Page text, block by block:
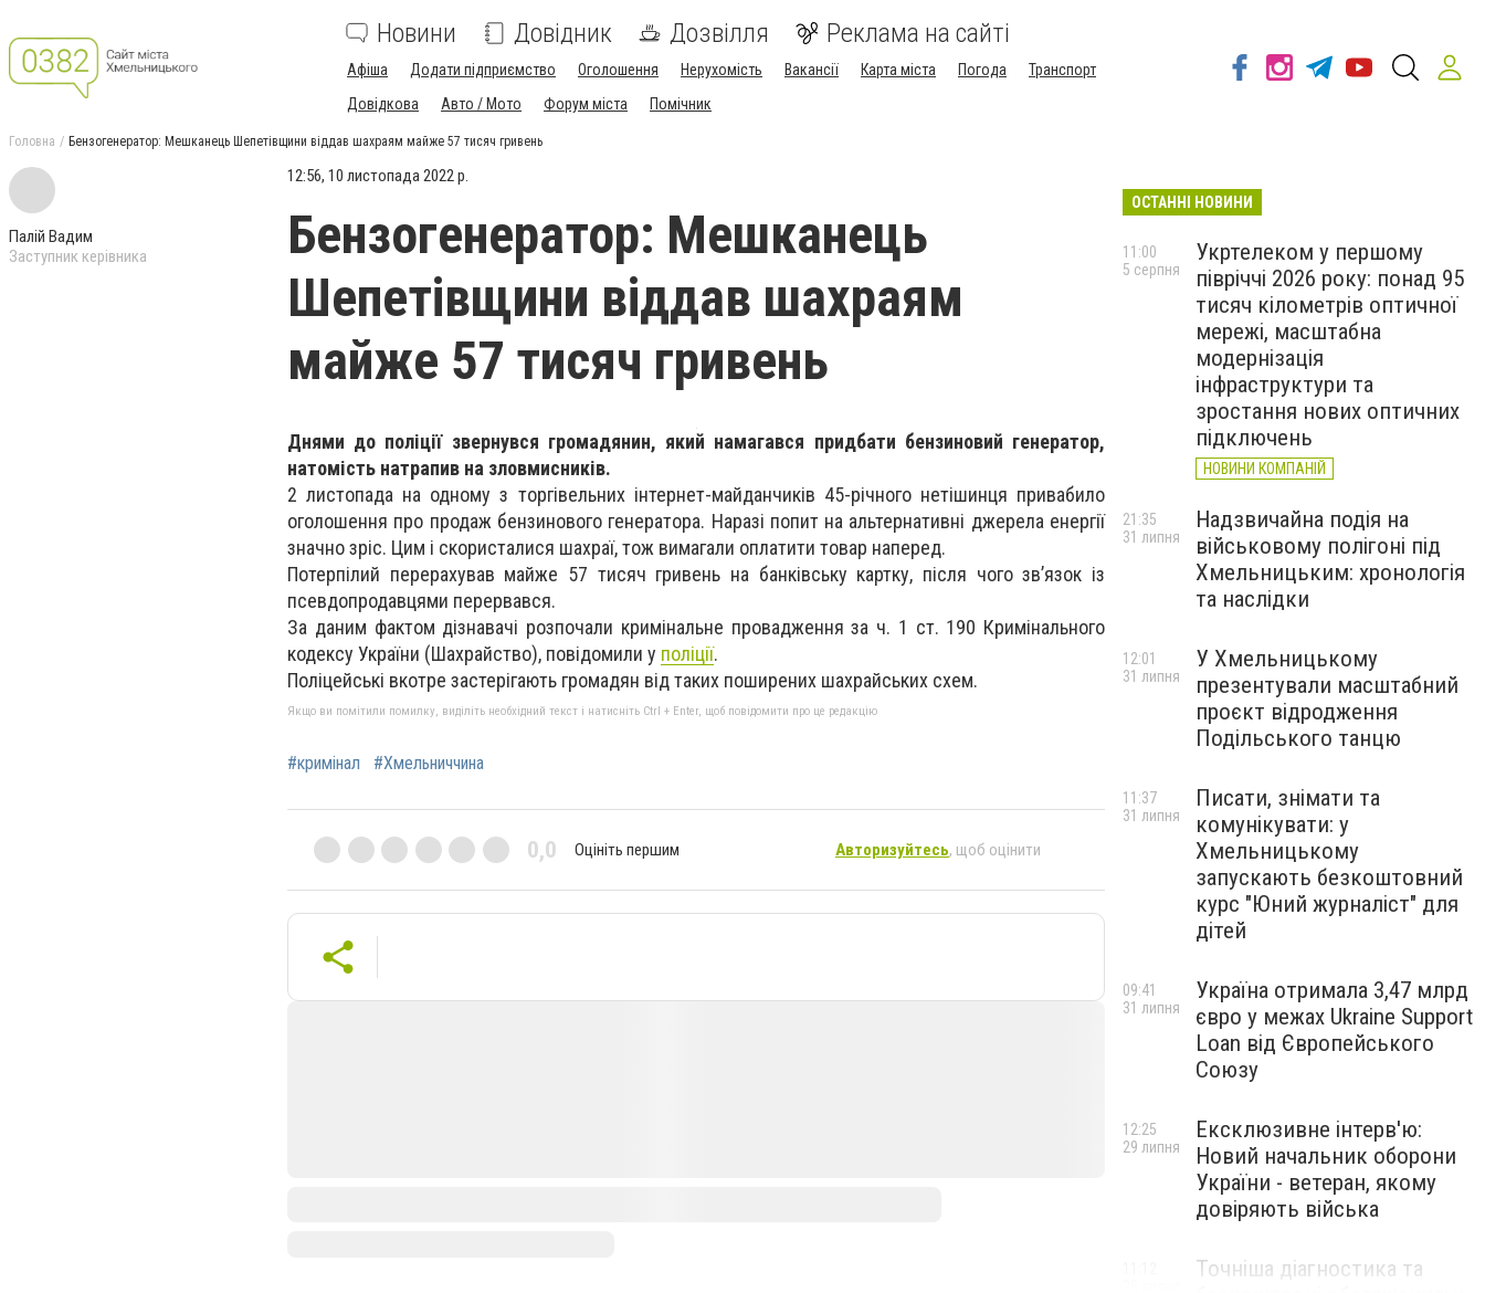
Новини Довідник Дозвілля Реклама на сайті
Афіша Додати підприємство Оголошення Нерухомість Вакансії Карта міста Погода
Транспорт
Довідкова
Авто / Мото Форум міста Помічник
Головна Бензогенератор: Мешканець Шепетівщини віддав шахраям майже 57 тисяч гривень
Палій Вадим
Заступник керівника
12:56, 10 листопада 2022 р.
Бензогенератор: Мешканець
Шепетівщини віддав шахраям
майже 57 тисяч гривень
Днями до поліції звернувся громадянин, який намагався придбати бензиновий генератор,
натомість натрапив на зловмисників.
2 листопада на одному з торгівельних інтернет-майданчиків 45-річного нетішинця привабило
оголошення про продаж бензинового генератора. Наразі попит на альтернативні джерела енергії
значно зріс. Цим і скористалися шахраї, тож вимагали оплатити товар наперед.
Потерпілий перерахував майже 57 тисяч гривень на банківську картку, після чого зв’язок із
псевдопродавцями перервався.
За даним фактом дізнавачі розпочали кримінальне провадження за ч. 1 ст. 190 Кримінального
кодексу України (Шахрайство), повідомили у поліції.
Поліцейські вкотре застерігають громадян від таких поширених шахрайських схем.
Якщо ви помітили помилку, виділіть необхідний текст і натисніть Ctrl + Enter, щоб повідомити про це редакцію
#кримінал #Хмельниччина
0,0 Оцініть першим Авторизуйтесь, щоб оцінити
ОСТАННІ НОВИНИ
Укртелеком у першому
півріччі 2026 року: понад 95
тисяч кілометрів оптичної
мережі, масштабна
модернізація
інфраструктури та
зростання нових оптичних
підключень
НОВИНИ КОМПАНІЙ
11:00
5 серпня
Надзвичайна подія на
військовому полігоні під
Хмельницьким: хронологія
та наслідки
21:35
31 липня
У Хмельницькому
презентували масштабний
проєкт відродження
Подільського танцю
12:01
31 липня
Писати, знімати та
комунікувати: у
Хмельницькому
запускають безкоштовний
курс "Юний журналіст" для
дітей
11:37
31 липня
Україна отримала 3,47 млрд
євро у межах Ukraine Support
Loan від Європейського
Союзу
09:41
31 липня
Ексклюзивне інтерв'ю:
Новий начальник оборони
України - ветеран, якому
довіряють війська
12:25
29 липня
Точніша діагностика та